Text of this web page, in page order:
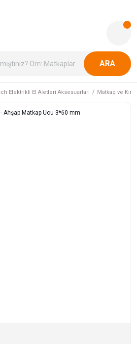
ARA
Elektrikli El Aletleri Aksesuarları Matkap ve